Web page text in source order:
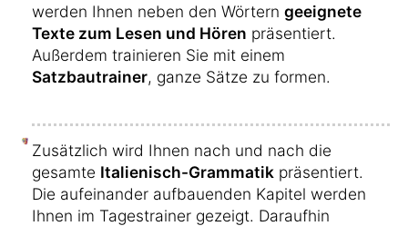
werden Ihnen neben den Wörtern geeignete
Texte zum Lesen und Hören präsentiert.
Außerdem trainieren Sie mit einem
Satzbautrainer, ganze Sätze zu formen.
Zusätzlich wird Ihnen nach und nach die
gesamte Italienisch-Grammatik präsentiert.
Die aufeinander aufbauenden Kapitel werden
Ihnen im Tagestrainer gezeigt. Daraufhin